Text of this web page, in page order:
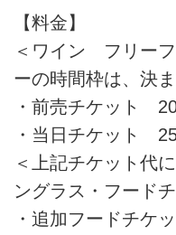
【料金】
＜ワイン フリー
ーの時間枠は、決
・前売チケット
・当日チケット
＜上記チケット代
ングラス・フード
・追加フードチケ